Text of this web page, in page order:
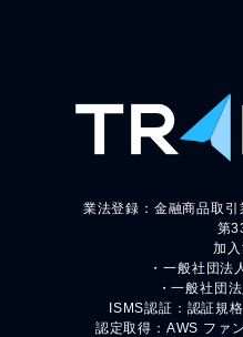
業法登録：金融商品取引
第
加入
・一般社団法
・一般社団
ISMS認証：認証規
認定取得：AWS ファ